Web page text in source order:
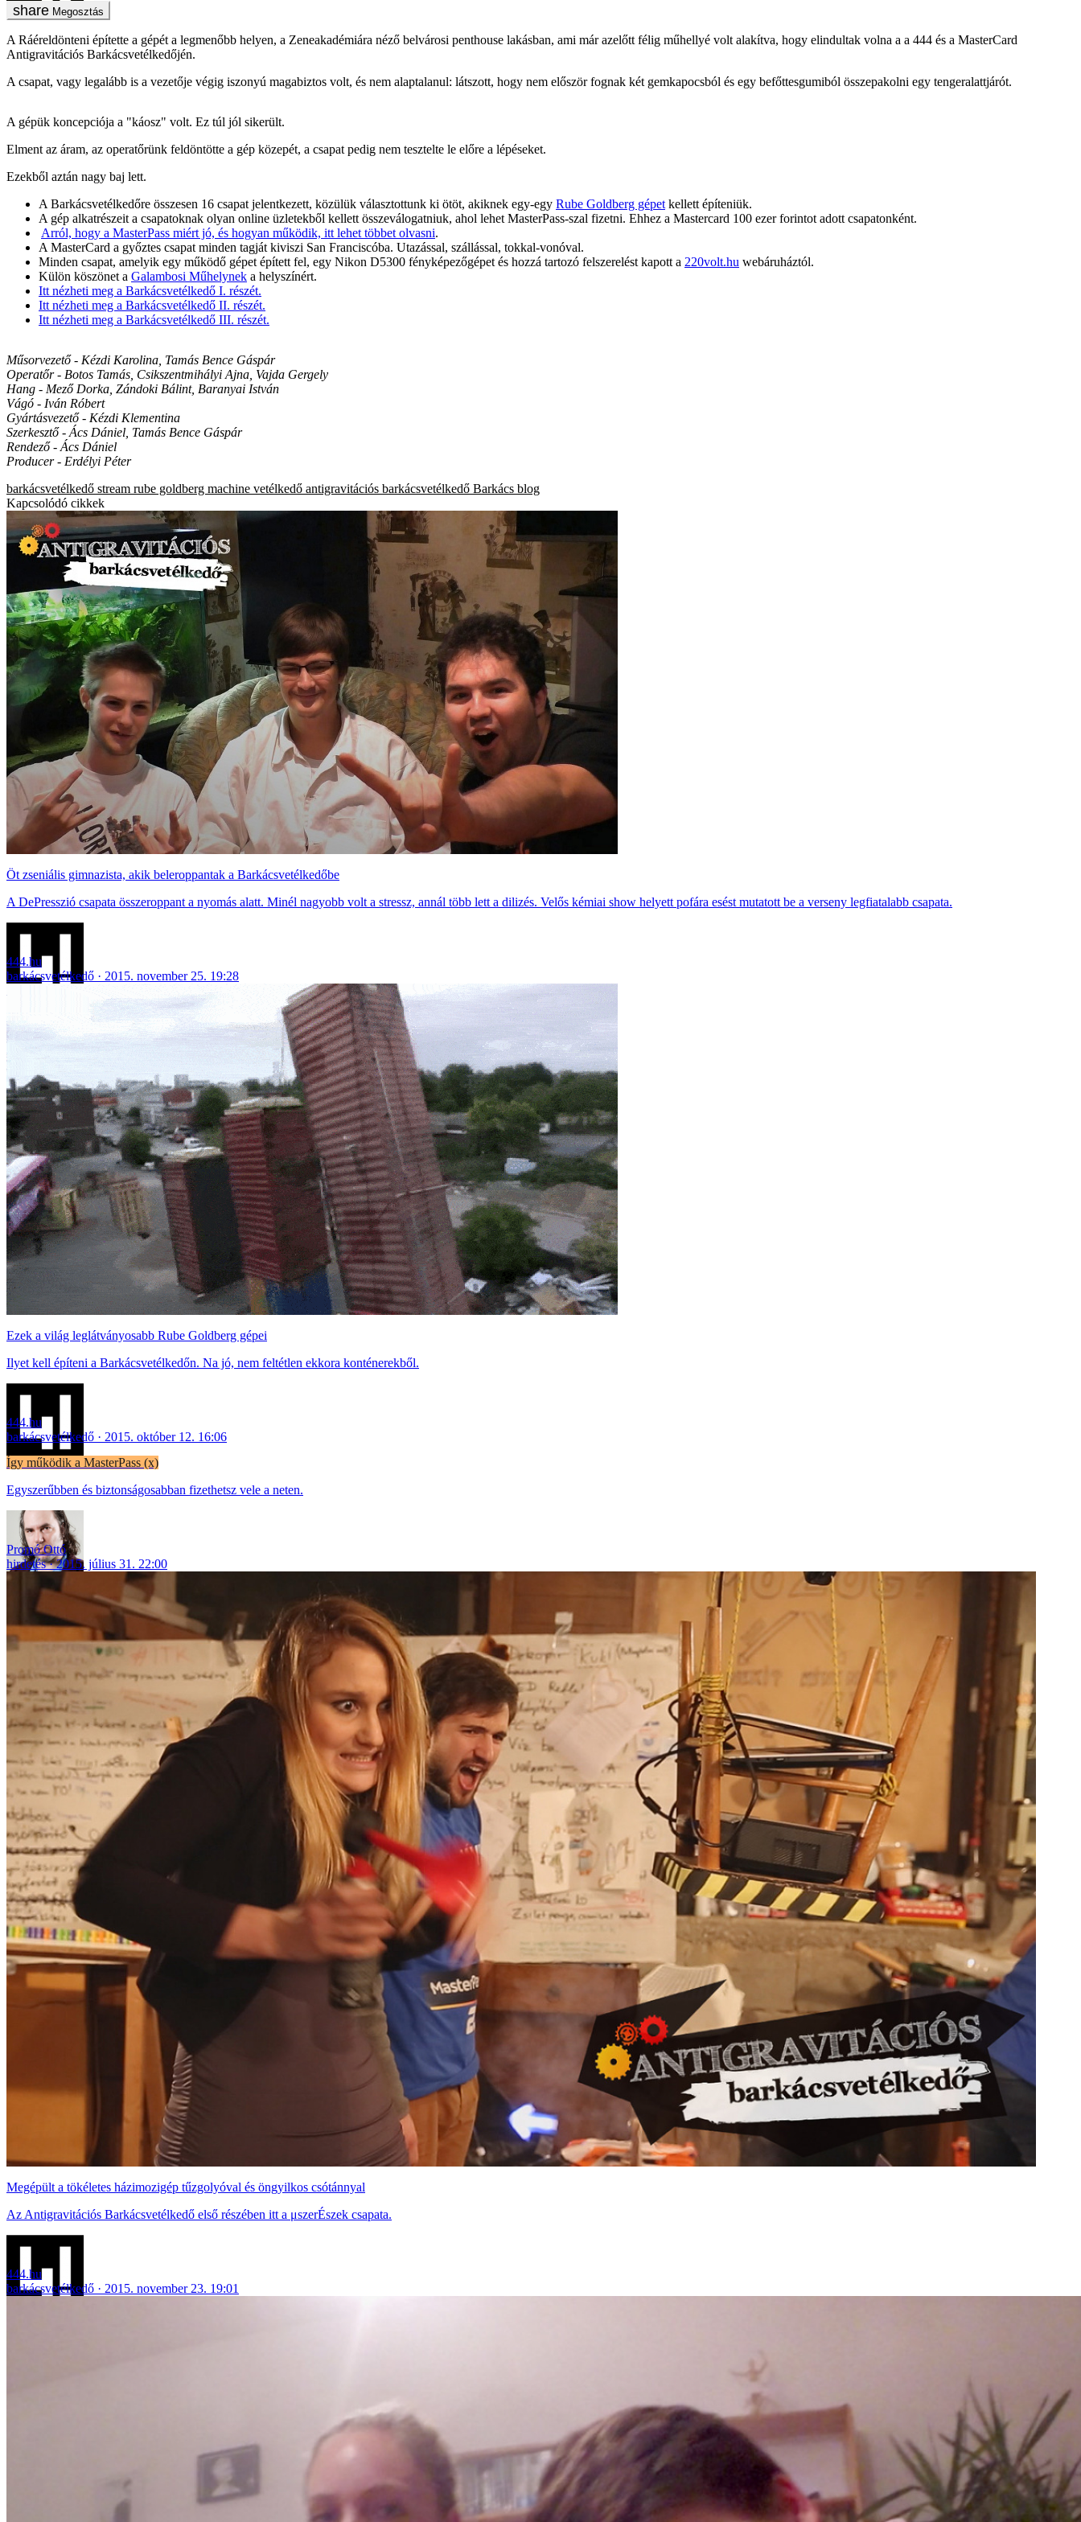
Megosztás
A Ráéreldönteni építette a gépét a legmenőbb helyen, a Zeneakadémiára néző belvárosi penthouse lakásban, ami már azelőtt félig műhellyé volt alakítva, hogy elindultak volna a a 444 és a MasterCard
Antigravitációs Barkácsvetélkedőjén.
A csapat, vagy legalább is a vezetője végig iszonyú magabiztos volt, és nem alaptalanul: látszott, hogy nem először fognak két gemkapocsból és egy befőttesgumiból összepakolni egy tengeralattjárót.
A gépük koncepciója a "káosz" volt. Ez túl jól sikerült.
Elment az áram, az operatőrünk feldöntötte a gép közepét, a csapat pedig nem tesztelte le előre a lépéseket.
Ezekből aztán nagy baj lett.
A Barkácsvetélkedőre összesen 16 csapat jelentkezett, közülük választottunk ki ötöt, akiknek egy-egy Rube Goldberg gépet kellett építeniük.
A gép alkatrészeit a csapatoknak olyan online üzletekből kellett összeválogatniuk, ahol lehet MasterPass-szal fizetni. Ehhez a Mastercard 100 ezer forintot adott csapatonként.
Arról, hogy a MasterPass miért jó, és hogyan működik, itt lehet többet olvasni.
A MasterCard a győztes csapat minden tagját kiviszi San Franciscóba. Utazással, szállással, tokkal-vonóval.
Minden csapat, amelyik egy működő gépet épített fel, egy Nikon D5300 fényképezőgépet és hozzá tartozó felszerelést kapott a 220volt.hu webáruháztól.
Külön köszönet a Galambosi Műhelynek a helyszínért.
Itt nézheti meg a Barkácsvetélkedő I. részét.
Itt nézheti meg a Barkácsvetélkedő II. részét.
Itt nézheti meg a Barkácsvetélkedő III. részét.
Műsorvezető - Kézdi Karolina, Tamás Bence Gáspár
Operatőr - Botos Tamás, Csikszentmihályi Ajna, Vajda Gergely
Hang - Mező Dorka, Zándoki Bálint, Baranyai István
Vágó - Iván Róbert
Gyártásvezető - Kézdi Klementina
Szerkesztő - Ács Dániel, Tamás Bence Gáspár
Rendező - Ács Dániel
Producer - Erdélyi Péter
barkácsvetélkedő stream rube goldberg machine vetélkedő antigravitációs barkácsvetélkedő Barkács blog
Kapcsolódó cikkek
Öt zseniális gimnazista, akik beleroppantak a Barkácsvetélkedőbe
A DePresszió csapata összeroppant a nyomás alatt. Minél nagyobb volt a stressz, annál több lett a dilizés. Velős kémiai show helyett pofára esést mutatott be a verseny legfiatalabb csapata.
444.hu
barkácsvetélkedő
2015. november 25. 19:28
Ezek a világ leglátványosabb Rube Goldberg gépei
Ilyet kell építeni a Barkácsvetélkedőn. Na jó, nem feltétlen ekkora konténerekből.
444.hu
barkácsvetélkedő
2015. október 12. 16:06
Így működik a MasterPass (x)
Egyszerűbben és biztonságosabban fizethetsz vele a neten.
Promó Ottó
hirdetés
2015. július 31. 22:00
Megépült a tökéletes házimozigép tűzgolyóval és öngyilkos csótánnyal
Az Antigravitációs Barkácsvetélkedő első részében itt a μszerÉszek csapata.
444.hu
barkácsvetélkedő
2015. november 23. 19:01